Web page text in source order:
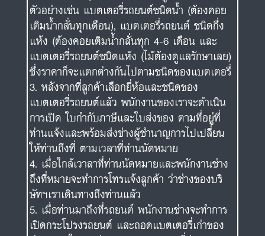
ตัวอย่างเช่น แบตเตอรี่รถยนต์ชนิดน้ำ (ต้องคอย
เติมน้ำกลั่นทุกเดือน), แบตเตอรี่รถยนต์ ชนิดกึ่ง
แห้ง (ต้องคอยเติมน้ำกลั่นทุก 4-6 เดือน และ
แบตเตอรี่รถยนต์ชนิดแห้ง (ไม้ต้องดูแลรักษาเลย)
ซึ่งราคาก็จะแตกต่างกันไปตามชนิดของแบตเตอรี่
หลังจากที่ลูกค้าเลือกยี่ห้อและชนิดของ
แบตเตอรี่รถยนต์แล้ว พนักงานของเราจะดำเนิน
การเปิด ใบกำกับภาษีและใบส่งของ ตามที่อยู่ที่
ท่านแจ้งและพร้อมส่งช่างผู้ชำนาญการไปเปลี่ยน
ให้ท่านถึงที่ ตามเวลาที่ท่านนัดหมาย
เมื่อใกล้เวาลาที่ท่านนัดหมายและพนักงานช่าง
ถึงที่หมายจะทำการโทรแจ้งลูกค้า ว่าช่างของบริ
ษัทฯเราเดินทางถึงท่านแล้ว
เมื่อท่านมาถึงที่รถยนต์ พนักงานช่างจะทำการ
เปิดกระโปรงรถยนต์ และถอดแบตเตอรี่เก่าของ